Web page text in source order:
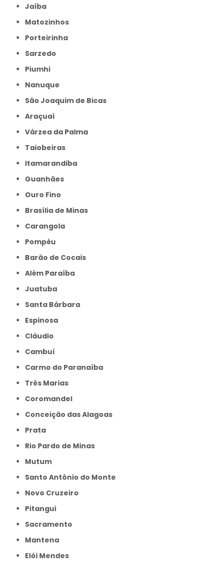
Jaíba
Matozinhos
Porteirinha
Sarzedo
Piumhi
Nanuque
São Joaquim de Bicas
Araçuaí
Várzea da Palma
Taiobeiras
Itamarandiba
Guanhães
Ouro Fino
Brasília de Minas
Carangola
Pompéu
Barão de Cocais
Além Paraíba
Juatuba
Santa Bárbara
Espinosa
Cláudio
Cambuí
Carmo do Paranaíba
Três Marias
Coromandel
Conceição das Alagoas
Prata
Rio Pardo de Minas
Mutum
Santo Antônio do Monte
Novo Cruzeiro
Pitangui
Sacramento
Mantena
Elói Mendes